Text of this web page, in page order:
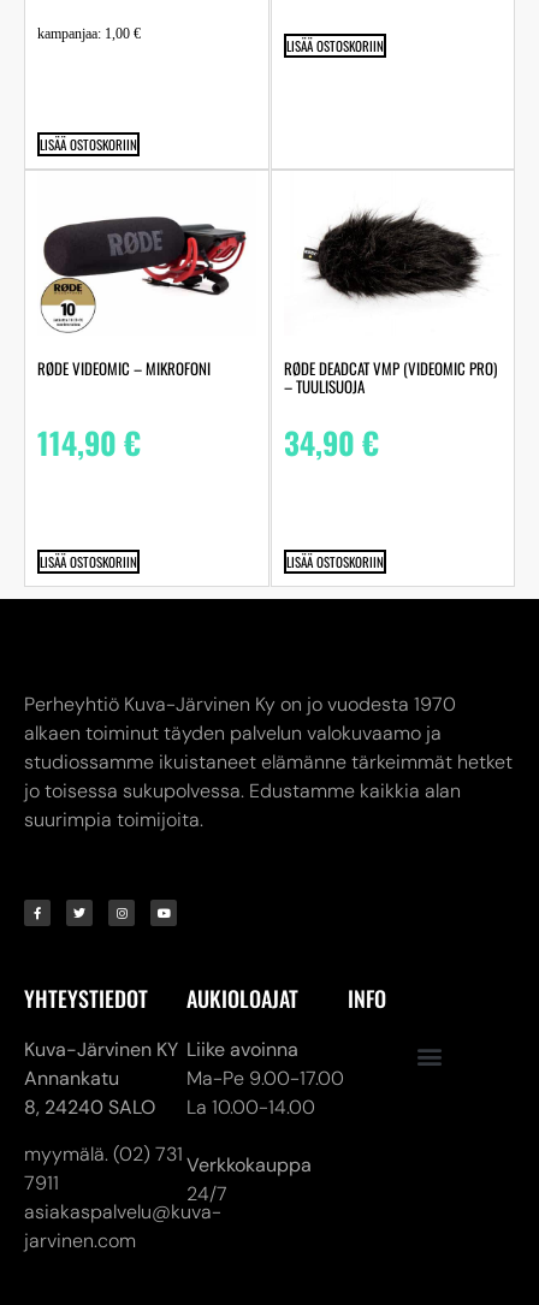
kampanjaa: 1,00 €
LISÄÄ OSTOSKORIIN
LISÄÄ OSTOSKORIIN
RØDE VIDEOMIC – MIKROFONI
114,90€
LISÄÄ OSTOSKORIIN
RØDE DEADCAT VMP (VIDEOMIC PRO)
– TUULISUOJA
34,90€
LISÄÄ OSTOSKORIIN
Perheyhtiö Kuva-Järvinen Ky on jo vuodesta 1970
alkaen toiminut täyden palvelun valokuvaamo ja
studiossamme ikuistaneet elämänne tärkeimmät hetket
jo toisessa sukupolvessa. Edustamme kaikkia alan
suurimpia toimijoita.
YHTEYSTIEDOT
Kuva-Järvinen KY
Annankatu
8, 24240 SALO
myymälä. (02) 731
7911
asiakaspalvelu@kuva-
jarvinen.com
AUKIOLOAJAT
Liike avoinna
Ma-Pe 9.00-17.00
La 10.00-14.00
Verkkokauppa
24/7
INFO